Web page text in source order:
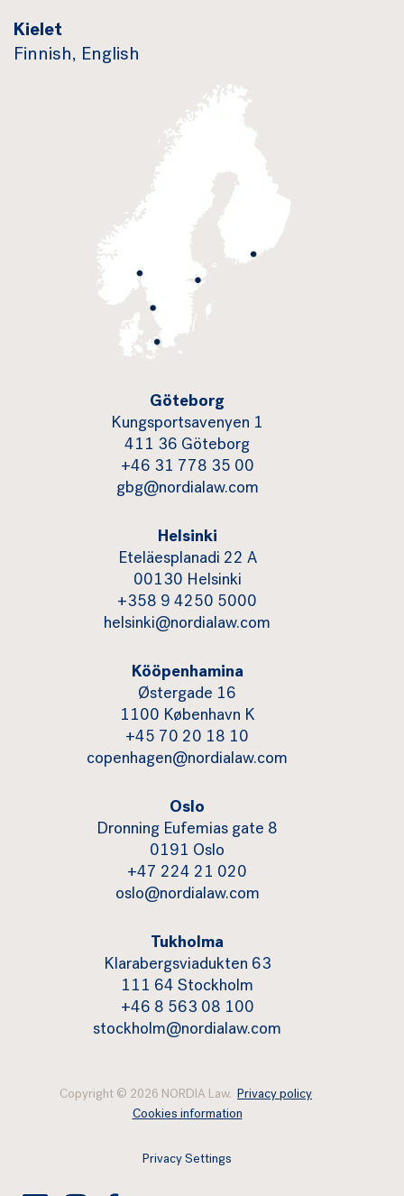
Kielet
Finnish, English
Göteborg
Kungsportsavenyen 1
411 36 Göteborg
+46 31 778 35 00
gbg@nordialaw.com
Helsinki
Eteläesplanadi 22 A
00130 Helsinki
+358 9 4250 5000
helsinki@nordialaw.com
Kööpenhamina
Østergade 16
1100 København K
+45 70 20 18 10
copenhagen@nordialaw.com
Oslo
Dronning Eufemias gate 8
0191 Oslo
+47 224 21 020
oslo@nordialaw.com
Tukholma
Klarabergsviadukten 63
111 64 Stockholm
+46 8 563 08 100
stockholm@nordialaw.com
Copyright © 2026 NORDIA Law. Privacy policy
Cookies information
Privacy Settings